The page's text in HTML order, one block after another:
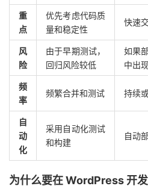
重
点
优先考虑代码质
量和稳定性
快速
风
险
由于早期测试，
回归风险较低
如果
中出
频
率
频繁合并和测试 持续
自
动
化
采用自动化测试
和构建
自动
为什么要在 WordPress 开